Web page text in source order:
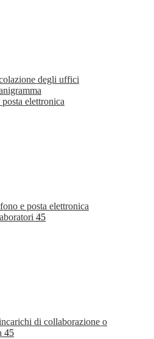
degli uffici
elettronica
e posta elettronica
45
di collaborazione o
45